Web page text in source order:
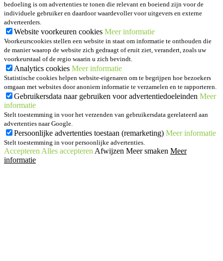
bedoeling is om advertenties te tonen die relevant en boeiend zijn voor de
individuele gebruiker en daardoor waardevoller voor uitgevers en externe
adverteerders.
Website voorkeuren cookies Meer informatie
Voorkeurscookies stellen een website in staat om informatie te onthouden die
de manier waarop de website zich gedraagt of eruit ziet, verandert, zoals uw
voorkeurstaal of de regio waarin u zich bevindt.
Analytics cookies Meer informatie
Statistische cookies helpen website-eigenaren om te begrijpen hoe bezoekers
omgaan met websites door anoniem informatie te verzamelen en te rapporteren.
Gebruikersdata naar gebruiken voor advertentiedoeleinden Meer
informatie
Stelt toestemming in voor het verzenden van gebruikersdata gerelateerd aan
advertenties naar Google.
Persoonlijke advertenties toestaan (remarketing) Meer informatie
Stelt toestemming in voor persoonlijke advertenties.
Accepteren Alles accepteren Afwijzen Meer smaken Meer
informatie